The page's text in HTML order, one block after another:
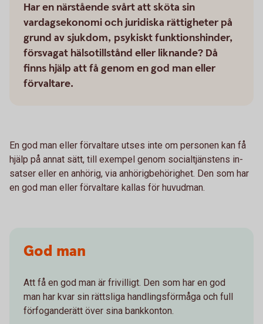
Har en närstående svårt att sköta sin
vardagsekonomi och juridiska rättigheter på
grund av sjukdom, psykiskt funktionshinder,
försvagat hälsotillstånd eller liknande? Då
finns hjälp att få genom en god man eller
förvaltare.
En god man eller förvaltare utses inte om personen kan få
hjälp på annat sätt, till exempel genom social­tjänstens in­
satser eller en anhörig, via anhörigbehörighet. Den som har
en god man eller förvaltare kallas för huvudman.
God man
Att få en god man är frivilligt. Den som har en god
man har kvar sin rättsliga handlingsförmåga och full
förfoganderätt över sina bankkonton.